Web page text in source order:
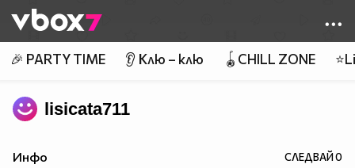
👾
🎉 PARTY TIME 👂 Клю – клю 🪀CHILL ZONE
lisicata711
Инфо СЛЕДВАЙ0